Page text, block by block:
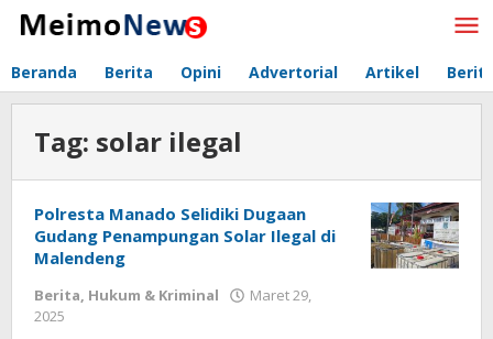
Lewati
Beranda Berita Opini Advertorial Artikel
Tag: solar ilegal
Polresta Manado Selidiki Dugaan
Gudang Penampungan Solar Ilegal di
Malendeng
Berita, Hukum & Kriminal
Maret 29,
2025